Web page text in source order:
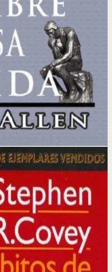
cuando se
y un deseo ardiente,
en riqueza material y
Profesional
una comisión si compras
gente altamente
autoayuda que presenta
la efectividad personal
integridad, el carácter y
del éxito.